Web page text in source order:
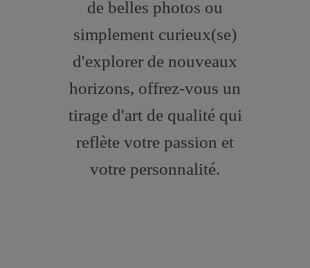
de belles photos ou
simplement curieux(se)
d'explorer de nouveaux
horizons, offrez-vous un
tirage d'art de qualité qui
reflète votre passion et
votre personnalité.